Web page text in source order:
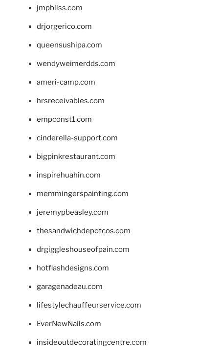
jmpbliss.com
drjorgerico.com
queensushipa.com
wendyweimerdds.com
ameri-camp.com
hrsreceivables.com
empconst1.com
cinderella-support.com
bigpinkrestaurant.com
inspirehuahin.com
memmingerspainting.com
jeremypbeasley.com
thesandwichdepotcos.com
drgiggleshouseofpain.com
hotflashdesigns.com
garagenadeau.com
lifestylechauffeurservice.com
EverNewNails.com
insideoutdecoratingcentre.com